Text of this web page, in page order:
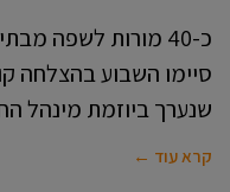
כ-40 מורות לשפה
סיימו השבוע בהצלחה
שנערך ביוזמת מינהל
קרא עוד ←